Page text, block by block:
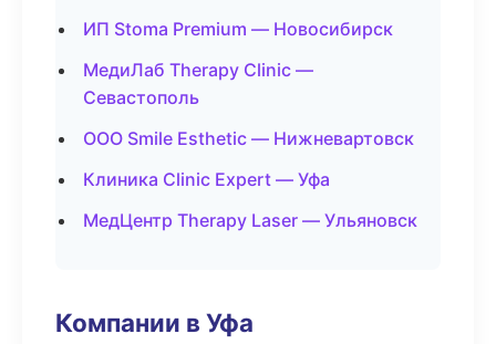
ИП Stoma Premium — Новосибирск
МедиЛаб Therapy Clinic —
Севастополь
ООО Smile Esthetic — Нижневартовск
Клиника Clinic Expert — Уфа
МедЦентр Therapy Laser — Ульяновск
Компании в Уфа